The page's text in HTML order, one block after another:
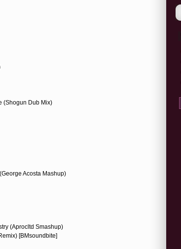
(Shogun Dub Mix)
Acosta Mashup)
(Aprocltd Smashup)
[BMsoundbite]